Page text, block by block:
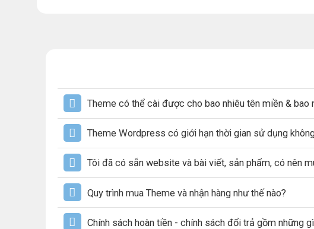
Theme có thể cài được cho bao nhiêu tên miền & bao
Theme Wordpress có giới hạn thời gian sử dụng
Tôi đã có sẵn website và bài viết, sản phẩm, có nên
Quy trình mua Theme và nhận hàng như thế nào?
Chính sách hoàn tiền - chính sách đổi trả gồm những